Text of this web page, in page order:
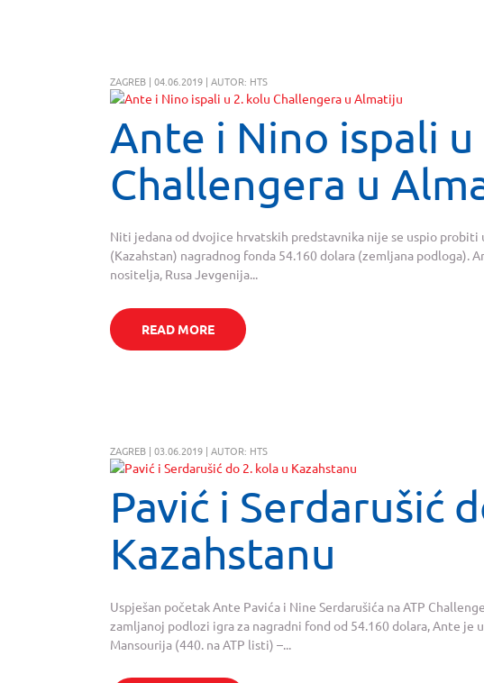
ZAGREB | 04.06.2019 | AUTOR: HTS
Ante i Nino ispali u
Challengera u
Niti jedana od dvojice hrvatskih predstavnika nije se uspio probiti
(Kazahstan) nagradnog fonda 54.160 dolara (zemljana podloga).
nositelja, Rusa Jevgenija...
READ MORE
ZAGREB | 03.06.2019 | AUTOR: HTS
Pavić i Serdarušić
Kazahstanu
Uspješan početak Ante Pavića i Nine Serdarušića na ATP
zamljanoj podlozi igra za nagradni fond od 54.160 dolara, Ante je
Mansourija (440. na ATP listi) –...